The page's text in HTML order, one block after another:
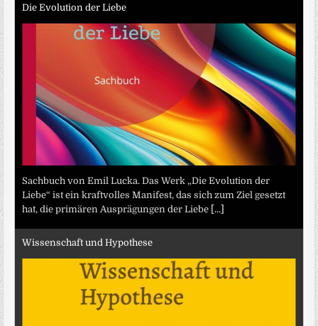
Die Evolution der Liebe
Sachbuch von Emil Lucka. Das Werk „Die Evolution der
Liebe“ ist ein kraftvolles Manifest, das sich zum Ziel gesetzt
hat, die primären Ausprägungen der Liebe [...]
Wissenschaft und Hypothese